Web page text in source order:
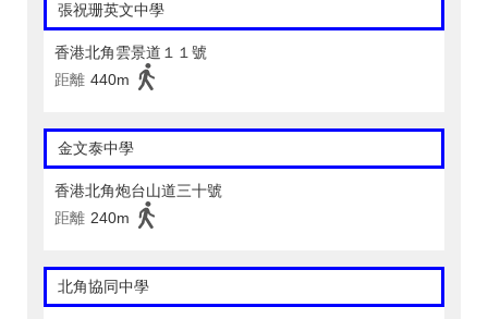
張祝珊英文中學
香港北角雲景道１１號
距離 440m
金文泰中學
香港北角炮台山道三十號
距離 240m
北角協同中學